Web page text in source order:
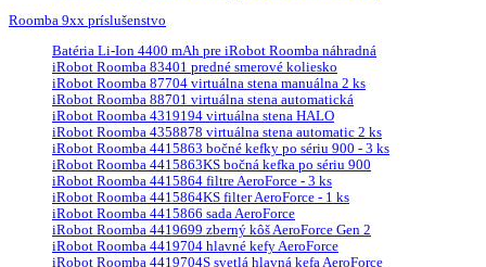
Roomba 9xx príslušenstvo
Batéria Li-Ion 4400 mAh pre iRobot Roomba náhradná
iRobot Roomba 83401 predné smerové koliesko
iRobot Roomba 87704 virtuálna stena manuálna 2 ks
iRobot Roomba 88701 virtuálna stena automatická
iRobot Roomba 4319194 virtuálna stena HALO
iRobot Roomba 4358878 virtuálna stena automatic 2 ks
iRobot Roomba 4415863 bočné kefky po sériu 900 - 3 ks
iRobot Roomba 4415863KS bočná kefka po sériu 900
iRobot Roomba 4415864 filtre AeroForce - 3 ks
iRobot Roomba 4415864KS filter AeroForce - 1 ks
iRobot Roomba 4415866 sada AeroForce
iRobot Roomba 4419699 zberný kôš AeroForce Gen 2
iRobot Roomba 4419704 hlavné kefy AeroForce
iRobot Roomba 4419704S svetlá hlavná kefa AeroForce